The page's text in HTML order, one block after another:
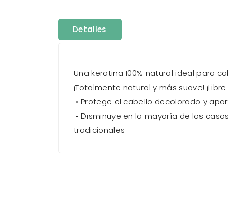
Detalles
Una keratina 100% natural ideal para
¡Totalmente natural y más suave!
• Protege el cabello decolorado y
• Disminuye en la mayoría de los
tradicionales